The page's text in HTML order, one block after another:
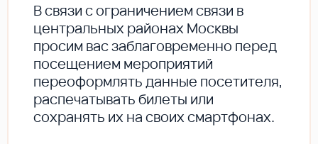
В cвязи с ограничением связи в
центральных районах Москвы
просим вас заблаговременно перед
посещением мероприятий
переоформлять данные посетителя,
распечатывать билеты или
сохранять их на своих смартфонах.